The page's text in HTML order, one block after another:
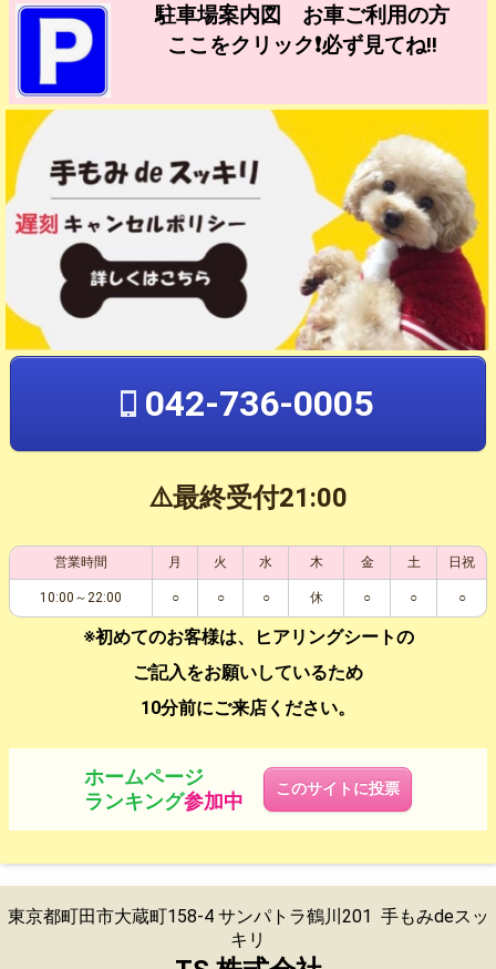
駐車場案内図 お車ご利用の方
ここをクリック❗️必ず見てね‼️
042-736-0005
⚠️最終受付21:00
営業時間 月 火 水 木 金 土 日祝
10:00～22:00 ○ ○ ○ 休 ○ ○ ○
※初めてのお客様は、ヒアリングシートの
ご記入をお願いしているため
10分前にご来店ください。
ホームページ
ランキング参加中
このサイトに投票
東京都町田市大蔵町158-4 サンパトラ鶴川201 手もみdeスッ
キリ